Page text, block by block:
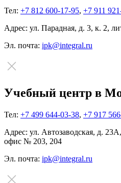
Тел: +7 812 600-17-95, +7 911
Адрес: ул. Парадная, д. 3, к. 2,
Эл. почта: ipk@integral.ru
Учебный центр в
Тел: +7 499 644-03-38, +7 917
Адрес: ул. Автозаводская, д.
офис № 203, 204
Эл. почта: ipk@integral.ru